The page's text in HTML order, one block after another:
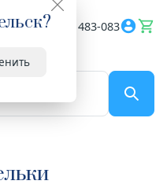
? 8182 483-083